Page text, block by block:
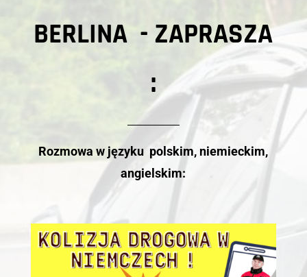
BERLINA - ZAPRASZA
:
Rozmowa w języku polskim, niemieckim,
angielskim: